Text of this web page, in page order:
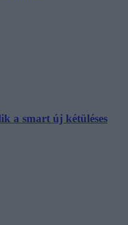
a smart új kétüléses